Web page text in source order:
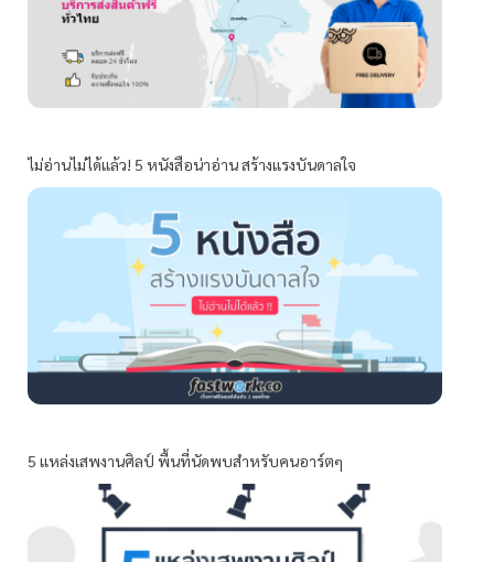
ไม่อ่านไม่ได้แล้ว! 5 หนังสือน่าอ่าน สร้างแรงบันดาลใจ
5 แหล่งเสพงานศิลป์ พื้นที่นัดพบสำหรับคนอาร์ตๆ